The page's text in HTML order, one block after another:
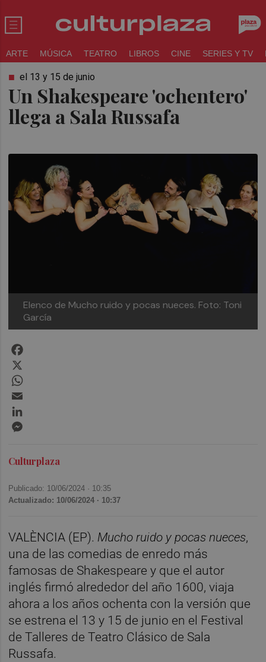
ARTE MÚSICA TEATRO LIBROS CINE SERIES Y TV
Un Shakespeare 'ochentero'
llega a Sala Russafa
el 13 y 15 de junio
Elenco de Mucho ruido y pocas nueces. Foto: Toni
García
Culturplaza
Publicado: 10/06/2024 · 10:35
Actualizado: 10/06/2024 · 10:37
VALÈNCIA (EP). Mucho ruido y pocas nueces,
una de las comedias de enredo más
famosas de Shakespeare y que el autor
inglés firmó alrededor del año 1600, viaja
ahora a los años ochenta con la versión que
se estrena el 13 y 15 de junio en el Festival
de Talleres de Teatro Clásico de Sala
Russafa.